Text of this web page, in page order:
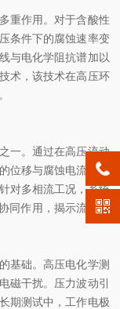
重作用。对于含酸性
条件下的腐蚀速率变
与电化学阻抗谱加以
术，该技术在高压环
一。通过在高压流动
位移与腐蚀电流的衰
对多相流工况，系统
同作用，揭示流速与
础。高压电化学测
磁干扰。压力波动引
期测试中，工作电极